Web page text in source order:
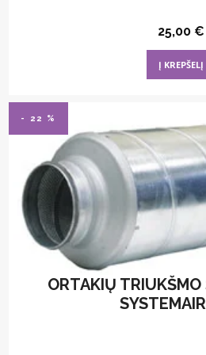
25,00 €
Į KREPŠELĮ
- 22 %
ORTAKIŲ